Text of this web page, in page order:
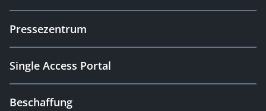
Pressezentrum
Single Access Portal
Beschaffung